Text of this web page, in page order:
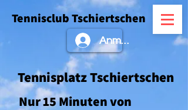
Tennisclub Tschiertschen
Anmelden
Tennisplatz Tschiertschen
Nur 15 Minutenvon